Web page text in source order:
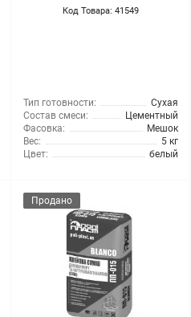
Код Товара: 41549
Тип готовности:
Сухая
Состав смеси:
Цементный
Фасовка:
Мешок
Вес:
5 кг
Цвет:
белый
Продано